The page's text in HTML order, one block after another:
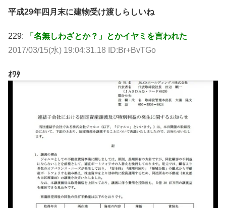
平成29年四月末に建物受け渡しらしいね
229:
「名無しわざとか？」とかイヤミを言われた
2017/03/15(水) 19:04:31.18 ID:Br+BvTGo
ｵﾜﾀ